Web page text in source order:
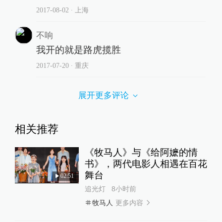
2017-08-02 ∙ 上海
不响
我开的就是路虎揽胜
2017-07-20∙ 重庆
展开更多评论
相关推荐
02:51
《牧马人》与《给阿嬷的情
书》，两代电影人相遇在百花
舞台
追光灯
8小时前
牧马人 更多内容